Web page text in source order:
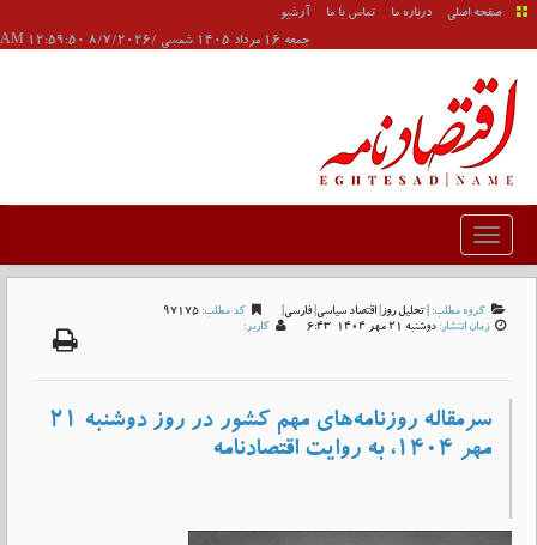
صفحه اصلی درباره ما تماس با ما
آرشیو
جمعه 16 مرداد 1405 شمسی /8/7/2026 12:59:50 AM
گروه مطلب: | تحلیل روز| اقتصاد سیاسی| فارسی| کد مطلب: 97175
زمان انتشار: دوشنبه 21 مهر 1404-6:43 کاربر:
سرمقاله روزنامه‌های مهم کشور در روز دوشنبه ۲۱
مهر ۱۴۰۴، به روایت اقتصادنامه